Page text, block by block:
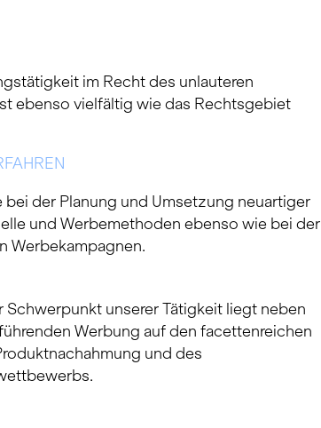
im Recht des unlauteren
ebenso vielfältig wie das Rechtsgebiet
bei der Planung und Umsetzung neuartiger
und Werbemethoden ebenso wie bei der
Werbekampagnen.
Schwerpunkt unserer Tätigkeit liegt neben
Werbung auf den facettenreichen
und des